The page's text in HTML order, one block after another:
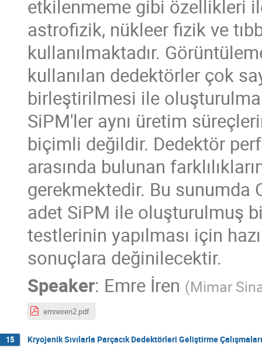
etkilenmeme gibi özellikleri
astrofizik, nükleer fizik ve
kullanılmaktadır.
kullanılan dedektörler çok
birleştirilmesi ile
SiPM'ler aynı üretim
biçimli değildir. Dedektör
arasında bulunan
gerekmektedir. Bu sunumda
adet SiPM ile oluşturulmuş
testlerinin yapılması için
sonuçlara değinilecektir.
Speaker: Emre İren (Mimar
emreiren2.pdf
15 Kryojenik Sıvılarla Parçacık Dedektörleri Geliştirme Çalışmaları